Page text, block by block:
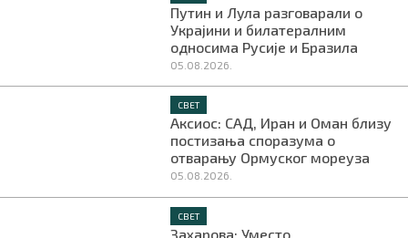
Путин и Лула разговарали о
Украјини и билатералним
односима Русије и Бразила
05.08.2026.
СВЕТ
Аксиос: САД, Иран и Оман близу
постизања споразума о
отварању Ормуског мореуза
05.08.2026.
СВЕТ
Захарова: Уместо